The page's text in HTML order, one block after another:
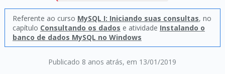
Publicado 8 anos atrás, em 13/01/2019
Referente ao curso MySQL I: Iniciando suas consultas, no
capítulo Consultando os dados e atividade Instalando o
banco de dados MySQL no Windows